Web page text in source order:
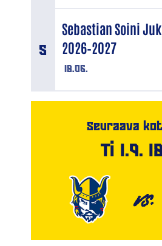
18.06.
Sebastian Soini
2026–2027
Seuraava
Ti 1.9.
VS.